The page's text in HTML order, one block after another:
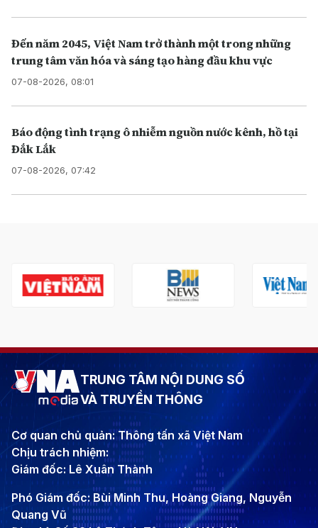
Đến năm 2045, Việt Nam trở thành một trong những
trung tâm văn hóa và sáng tạo hàng đầu khu vực
07-08-2026, 08:01
Báo động tình trạng ô nhiễm nguồn nước kênh, hồ tại
Đắk Lắk
07-08-2026, 07:42
TRUNG TÂM NỘI DUNG SỐ
VÀ TRUYỀN THÔNG
Cơ quan chủ quản: Thông tấn xã Việt Nam
Chịu trách nhiệm:
Giám đốc: Lê Xuân Thành
Phó Giám đốc: Bùi Minh Thu, Hoàng Giang, Nguyễn
Quang Vũ